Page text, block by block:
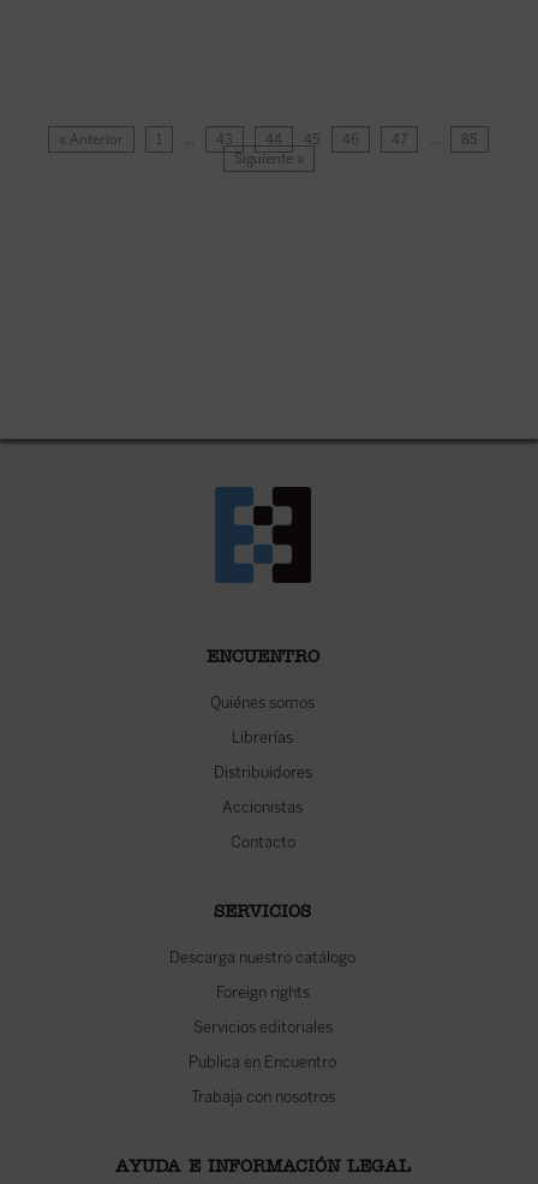
« Anterior 1 … 43 44 45 46 47 …
85
Siguiente »
ENCUENTRO
Quiénes somos
Librerías
Distribuidores
Accionistas
Contacto
SERVICIOS
Descarga nuestro catálogo
Foreign rights
Servicios editoriales
Publica en Encuentro
Trabaja con nosotros
AYUDA E INFORMACIÓN LEGAL